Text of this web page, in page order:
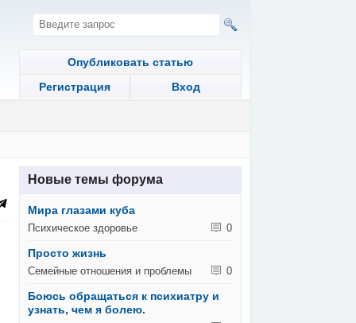
Опубликовать статью
Регистрация
Вход
Новые темы форума
Мира глазами куба
Психическое здоровье 0
Просто жизнь
Семейные отношения и проблемы 0
Боюсь обращаться к психиатру и
узнать, чем я болею.